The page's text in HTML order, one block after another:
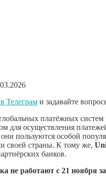
Телеграм и задавайте
платёжных
для осуществления
пользуются особой
своей страны. К тому же,
банков.
не работают с 21 ноября